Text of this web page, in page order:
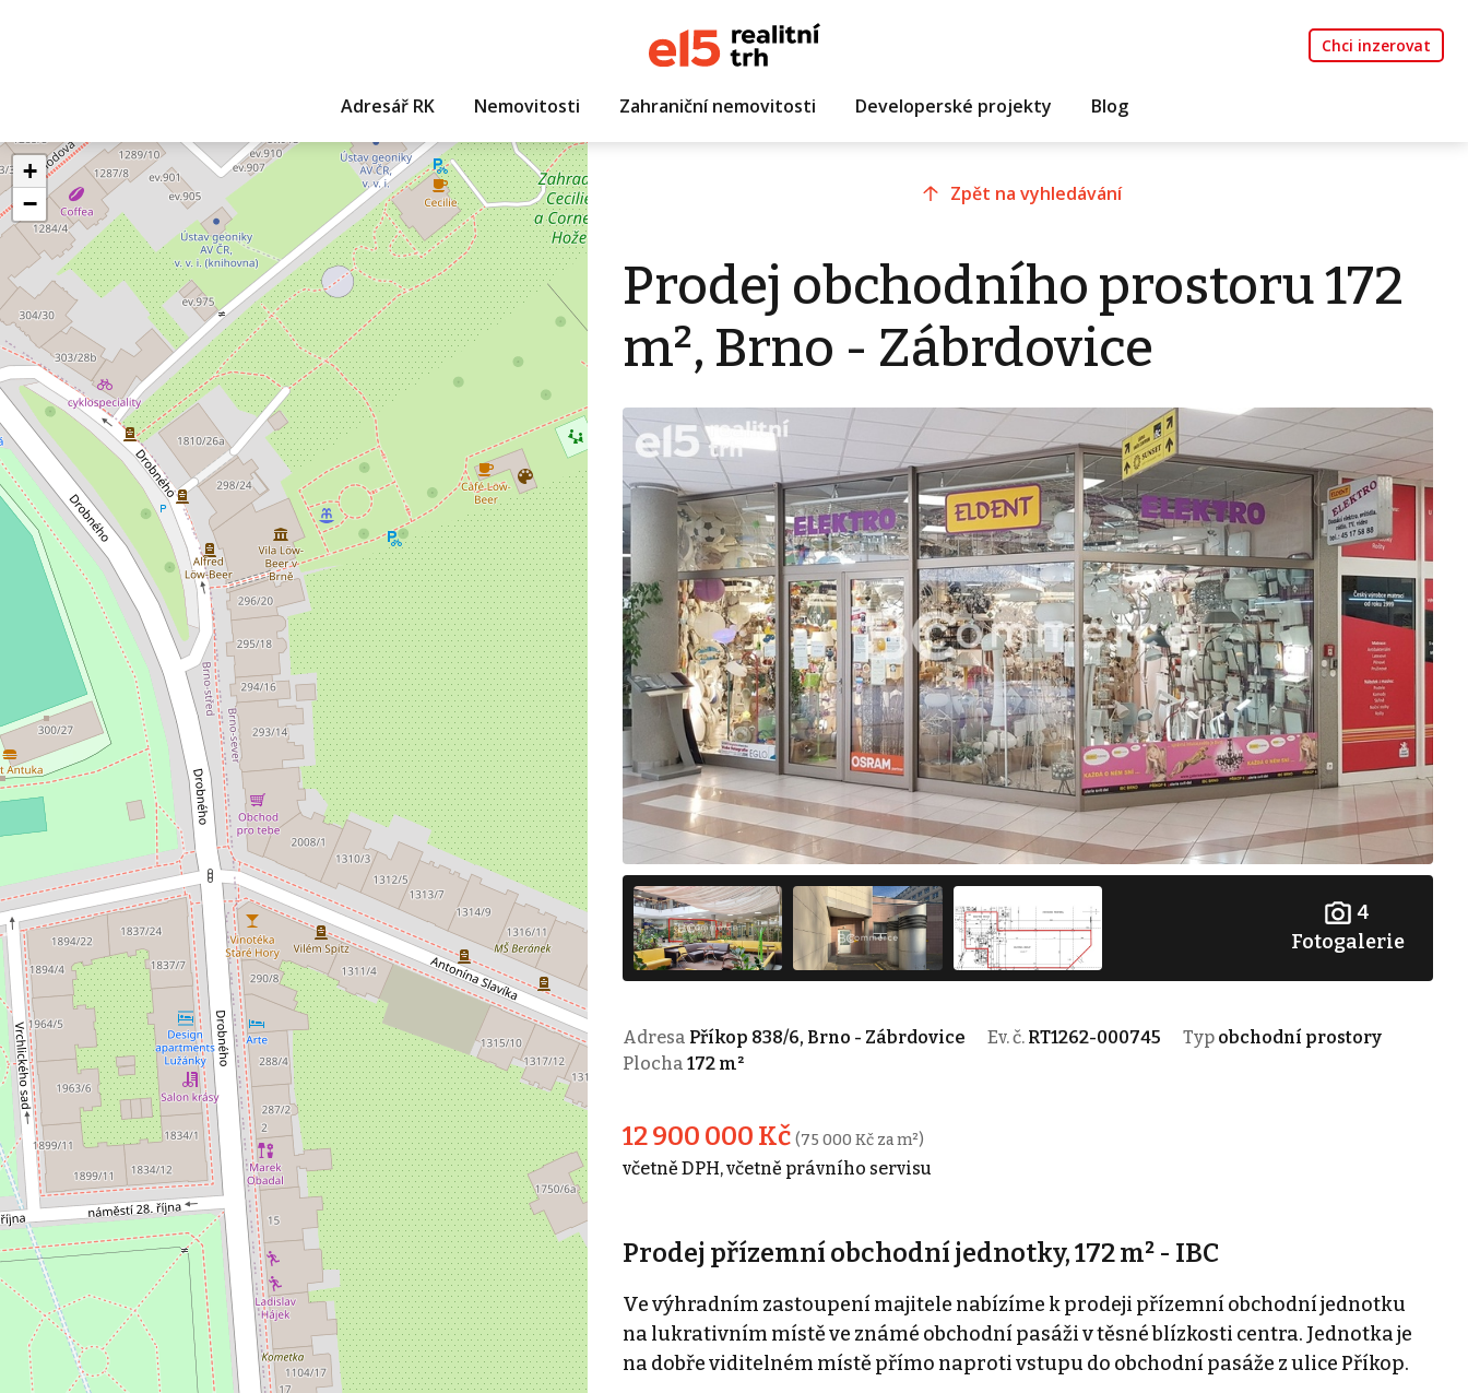
Chci inzerovat
Adresář RK Nemovitosti Zahraniční nemovitosti Developerské projekty Blog
+
−
Zpět na vyhledávání
Prodej obchodního prostoru 172
m², Brno - Zábrdovice
4
Fotogalerie
Adresa Příkop 838/6, Brno - Zábrdovice Ev. č. RT1262-000745 Typ obchodní prostory
Plocha 172 m²
12 900 000 Kč (75 000 Kč za m²)
včetně DPH, včetně právního servisu
Prodej přízemní obchodní jednotky, 172 m² - IBC
Ve výhradním zastoupení majitele nabízíme k prodeji přízemní obchodní jednotku
na lukrativním místě ve známé obchodní pasáži v těsné blízkosti centra. Jednotka je
na dobře viditelném místě přímo naproti vstupu do obchodní pasáže z ulice Příkop.